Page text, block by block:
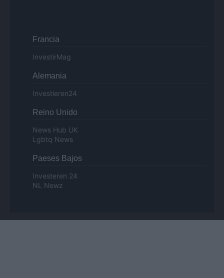
Francia
InvestirMag
Alemania
Investieren24
Reino Unido
News Hub UK
Lgbtq News
Paeses Bajos
Investeren 24
NL Newz